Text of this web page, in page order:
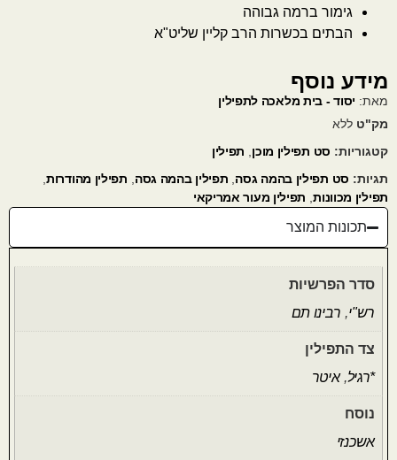
גימור ברמה גבוהה
הבתים בכשרות הרב קליין שליט"א
מידע נוסף
מאת: יסוד - בית מלאכה לתפילין
מק"ט ללא
קטגוריות: סט תפילין מוכן, תפילין
תגיות: סט תפילין בהמה גסה, תפילין בהמה גסה, תפילין מהודרות,
תפילין מכוונות, תפילין מעור אמריקאי
תכונות המוצר
סדר הפרשיות
רש"י, רבינו תם
צד התפילין
*רגיל,איטר
נוסח
אשכנזי